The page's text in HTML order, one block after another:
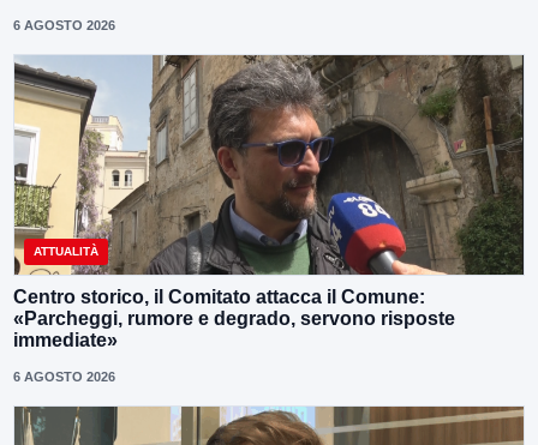
6 AGOSTO 2026
ATTUALITÀ
Centro storico, il Comitato attacca il Comune:
«Parcheggi, rumore e degrado, servono risposte
immediate»
6 AGOSTO 2026